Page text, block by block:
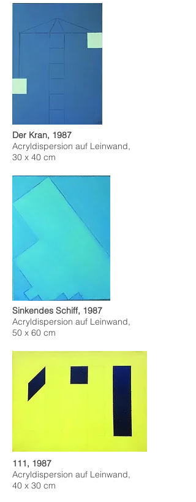
Der Kran, 1987
Acryldispersion auf Leinwand,
30 x 40 cm
Sinkendes Schiff, 1987
Acryldispersion auf Leinwand,
50 x 60 cm
111, 1987
Acryldispersion auf Leinwand,
40 x 30 cm